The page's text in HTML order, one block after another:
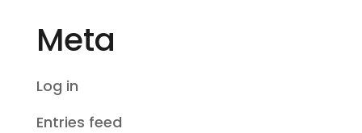
Meta
Log in
Entries feed